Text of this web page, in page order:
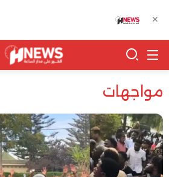
مواجهات
✕